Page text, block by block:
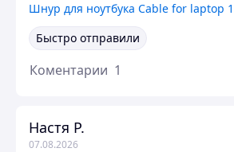
Быстро отправили
Коментарии 1
Настя Р.
07.08.2026